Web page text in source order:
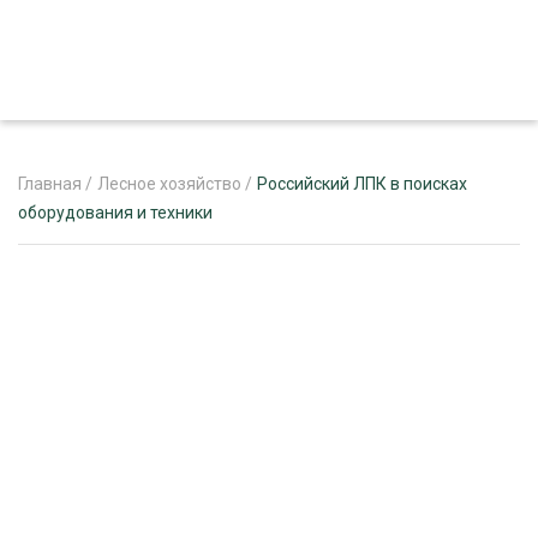
Главная / Лесное хозяйство / Российский ЛПК в поисках
оборудования и техники